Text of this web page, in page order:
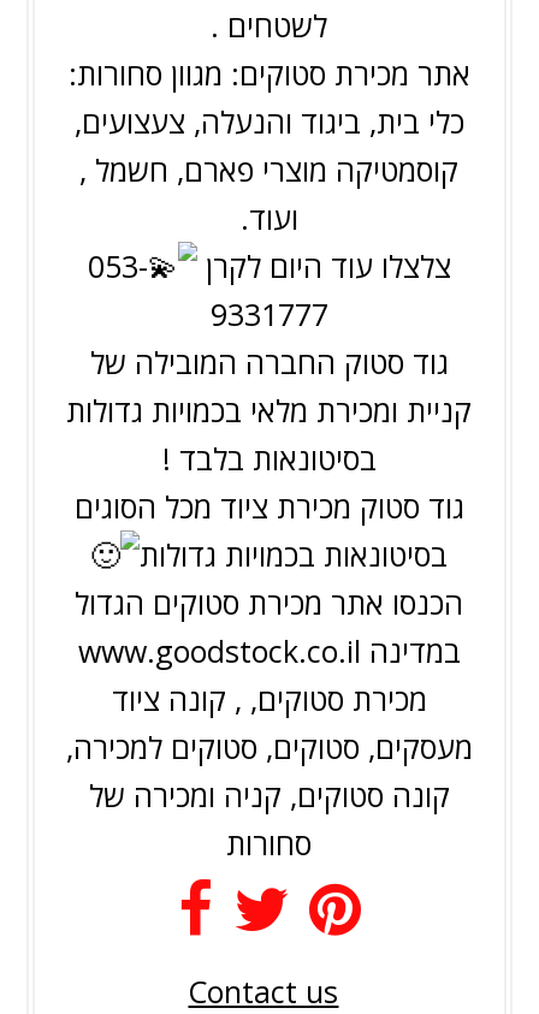
לשטחים .
אתר מכירת סטוקים: מגוון סחורות:
כלי בית, ביגוד והנעלה, צעצועים,
קוסמטיקה מוצרי פארם, חשמל ,
ועוד.
צלצלו עוד היום לקרן
053-
9331777
גוד סטוק החברה המובילה של
קניית ומכירת מלאי בכמויות גדולות
בסיטונאות בלבד !
גוד סטוק מכירת ציוד מכל הסוגים
בסיטונאות בכמויות גדולות
הכנסו אתר מכירת סטוקים הגדול
במדינה www.goodstock.co.il
מכירת סטוקים, , קונה ציוד
מעסקים, סטוקים, סטוקים למכירה,
קונה סטוקים, קניה ומכירה של
סחורות
Contact us